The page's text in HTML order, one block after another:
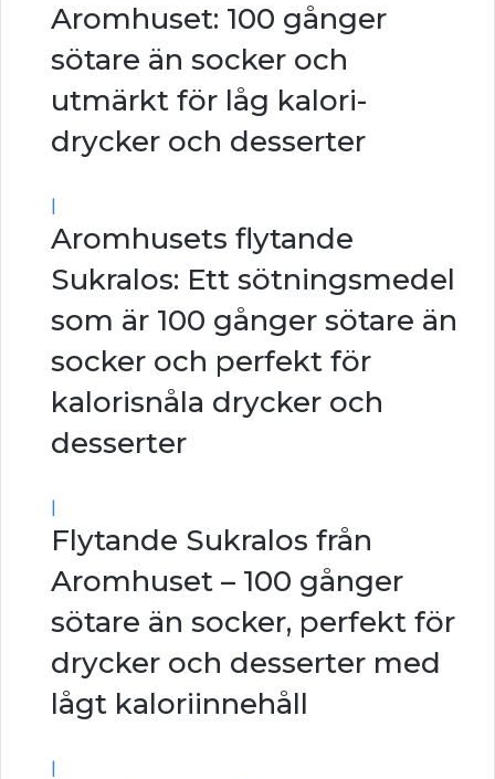
Aromhuset: 100 gånger
sötare än socker och
utmärkt för låg kalori-
drycker och desserter
|
Aromhusets flytande
Sukralos: Ett sötningsmedel
som är 100 gånger sötare än
socker och perfekt för
kalorisnåla drycker och
desserter
|
Flytande Sukralos från
Aromhuset – 100 gånger
sötare än socker, perfekt för
drycker och desserter med
lågt kaloriinnehåll
|